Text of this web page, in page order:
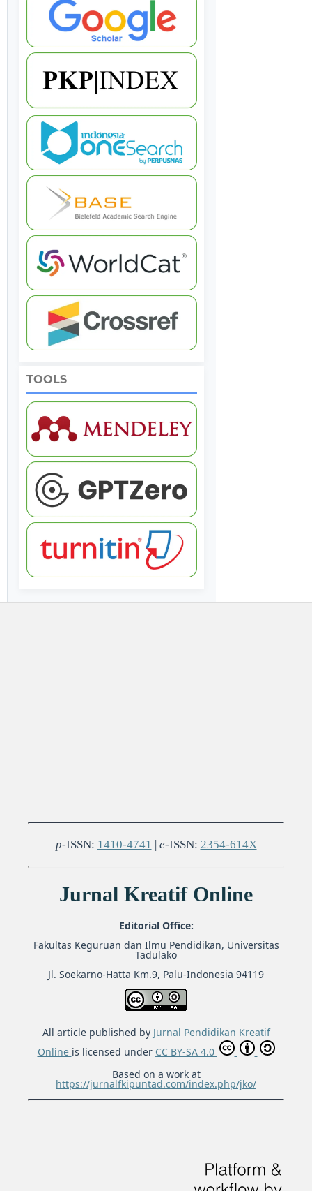
TOOLS
p-ISSN: 1410-4741 e-ISSN: 2354-614X
Jurnal Kreatif Online
Editorial Office:
Fakultas Keguruan dan Ilmu Pendidikan, Universitas
Tadulako
Jl. Soekarno-Hatta Km.9, Palu-Indonesia 94119
All article published by Jurnal Pendidikan Kreatif
Online is licensed under CC BY-SA 4.0
Based on a work at
https://jurnalfkipuntad.com/index.php/jko/